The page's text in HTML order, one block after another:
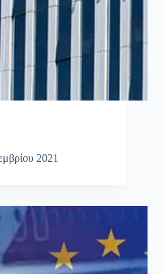
2021